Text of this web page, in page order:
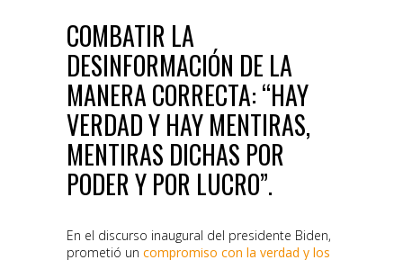
COMBATIR LA
DESINFORMACIÓN DE LA
MANERA CORRECTA: “HAY
VERDAD Y HAY MENTIRAS,
MENTIRAS DICHAS POR
PODER Y POR LUCRO”.
En el discurso inaugural del presidente Biden,
prometió un compromiso con la verdad y los